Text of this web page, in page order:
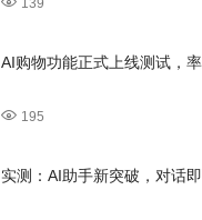
AI购物功能正式上线测试，
195
实测：AI助手新突破，对话